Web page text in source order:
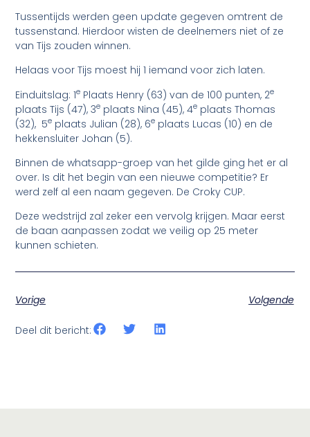
Tussentijds werden geen update gegeven omtrent de
tussenstand. Hierdoor wisten de deelnemers niet of ze
van Tijs zouden winnen.
Helaas voor Tijs moest hij 1 iemand voor zich laten.
Einduitslag: 1e Plaats Henry (63) van de 100 punten, 2e
plaats Tijs (47), 3e plaats Nina (45), 4e plaats Thomas
(32), 5e plaats Julian (28), 6e plaats Lucas (10) en de
hekkensluiter Johan (5).
Binnen de whatsapp-groep van het gilde ging het er al
over. Is dit het begin van een nieuwe competitie? Er
werd zelf al een naam gegeven. De Croky CUP.
Deze wedstrijd zal zeker een vervolg krijgen. Maar eerst
de baan aanpassen zodat we veilig op 25 meter
kunnen schieten.
Vorige Volgende
Deel dit bericht: